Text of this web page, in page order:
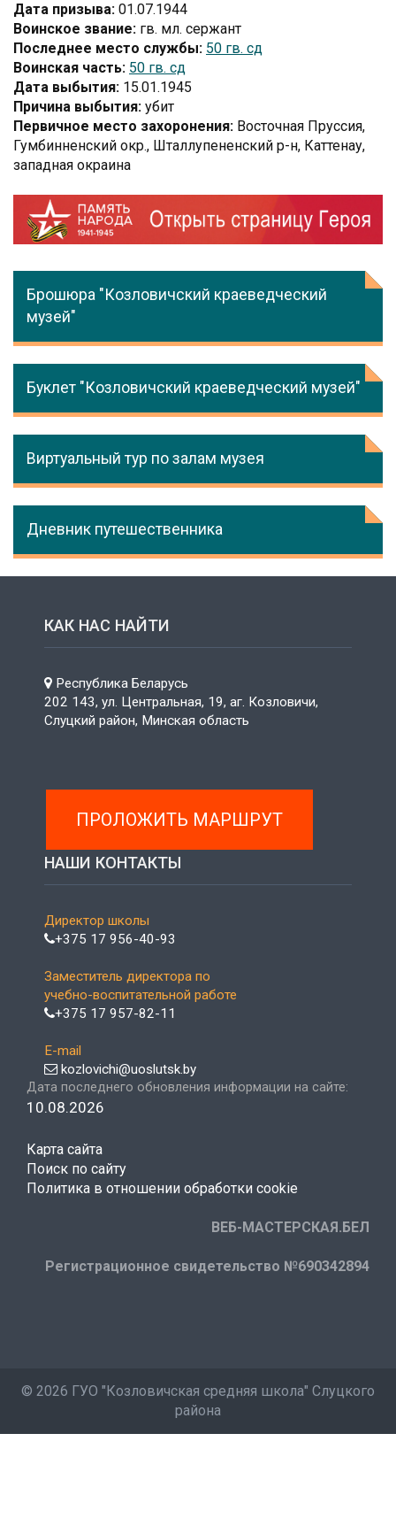
Дата призыва: 01.07.1944
Воинское звание: гв. мл. сержант
Последнее место службы: 50 гв. сд
Воинская часть: 50 гв. сд
Дата выбытия: 15.01.1945
Причина выбытия: убит
Первичное место захоронения: Восточная Пруссия,
Гумбинненский окр., Шталлупененский р-н, Каттенау,
западная окраина
Брошюра "Козловичский краеведческий
музей"
Буклет "Козловичский краеведческий музей"
Виртуальный тур по залам музея
Дневник путешественника
КАК НАС НАЙТИ
Республика Беларусь
202 143, ул. Центральная, 19, аг. Козловичи,
Слуцкий район, Минская область
ПРОЛОЖИТЬ МАРШРУТ
НАШИ КОНТАКТЫ
Директор школы
+375 17 956-40-93
Заместитель директора по
учебно-воспитательной работе
+375 17 957-82-11
E-mail
kozlovichi@uoslutsk.by
Дата последнего обновления информации на сайте:
10.08.2026
Карта сайта
Поиск по сайту
Политика в отношении обработки cookie
ВЕБ-МАСТЕРСКАЯ.БЕЛ
Регистрационное свидетельство №690342894
© 2026 ГУО "Козловичская средняя школа" Слуцкого
района